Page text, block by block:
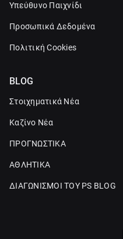
Υπεύθυνο Παιχνίδι
Προσωπικά Δεδομένα
Πολιτική Cookies
BLOG
Στοιχηματικά Νέα
Καζίνο Νέα
ΠΡΟΓΝΩΣΤΙΚΑ
ΑΘΛΗΤΙΚΑ
ΔΙΑΓΩΝΙΣΜΟΙ ΤΟΥ PS BLOG